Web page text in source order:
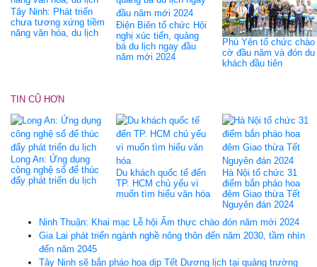
Tây Ninh: Phát triển
chưa tương xứng tiềm
năng văn hóa, du lịch
Điện Biên tổ chức Hội
nghị xúc tiến, quảng
bá du lịch ngay đầu
năm mới 2024
Phú Yên tổ chức chào
cờ đầu năm và đón du
khách đầu tiên
TIN CŨ HƠN
Long An: Ứng dụng
công nghệ số để thúc
đẩy phát triển du lịch
Du khách quốc tế đến
TP. HCM chủ yếu vì
muốn tìm hiểu văn hóa
Hà Nội tổ chức 31
điểm bắn pháo hoa
đêm Giao thừa Tết
Nguyên đán 2024
Ninh Thuận: Khai mạc Lễ hội Ẩm thực chào đón năm mới 2024
Gia Lai phát triển ngành nghề nông thôn đến năm 2030, tầm nhìn
đến năm 2045
Tây Ninh sẽ bắn pháo hoa dịp Tết Dương lịch tại quảng trường